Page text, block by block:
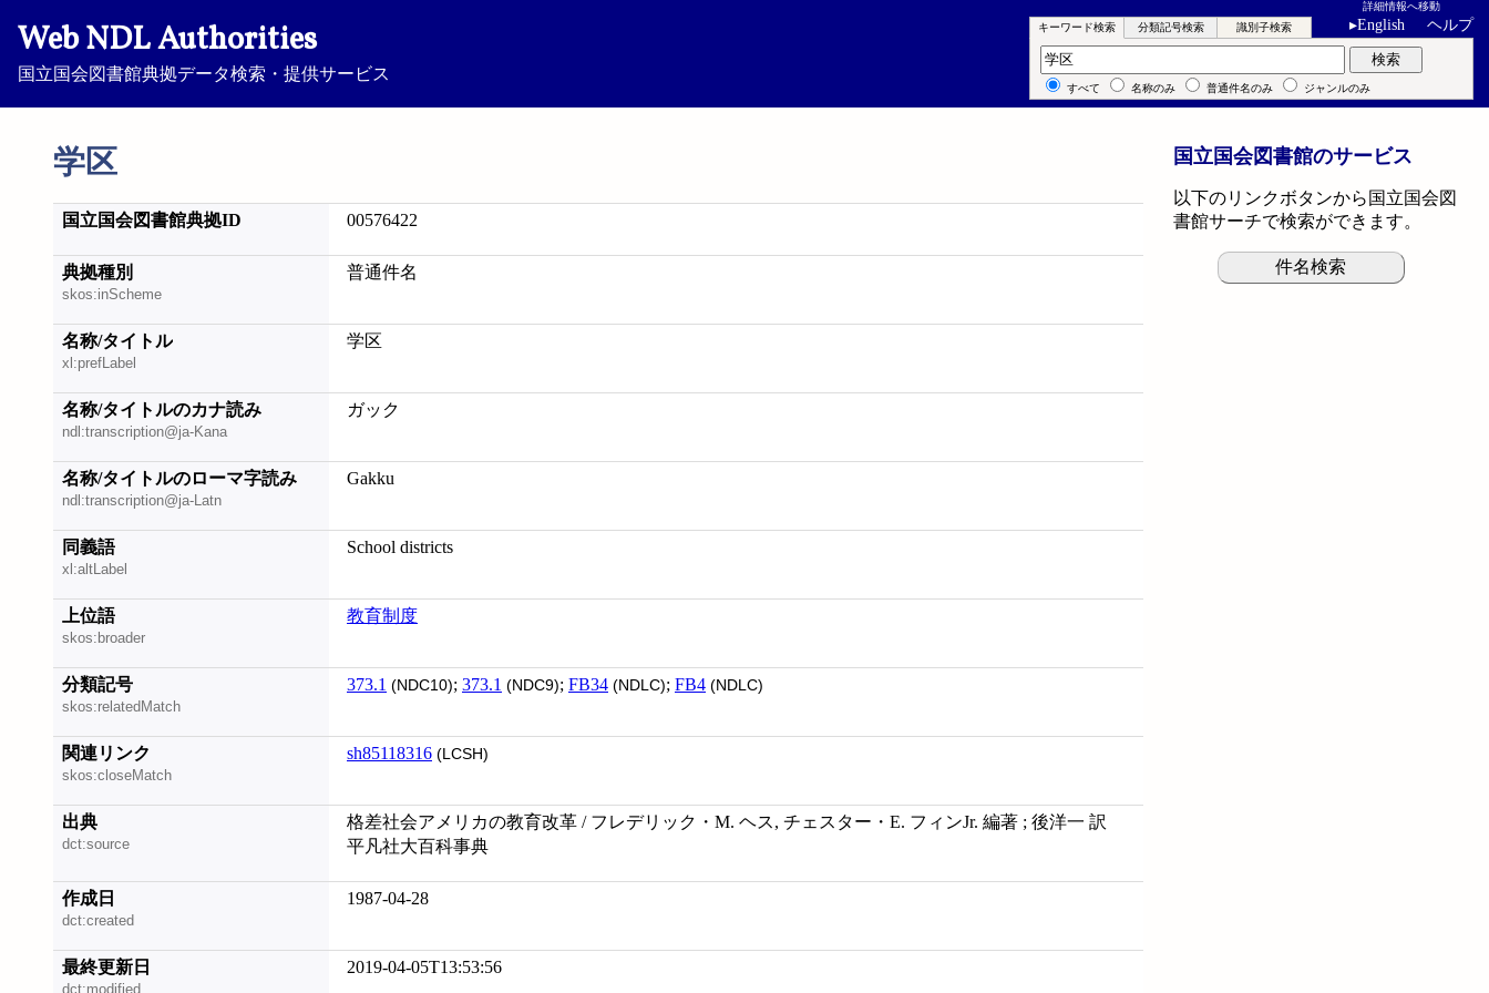
Web NDL Authorities
国立国会図書館典拠データ検索・提供サービス
詳細情報へ移動
▸English ヘルプ
学区
キーワード検索 分類記号検索 識別子検索
キーワード検索 検索
すべて 名称のみ 普通件名のみ ジャンルのみ
国立国会図書館典拠ID 00576422
典拠種別
skos:inScheme
普通件名
名称/タイトル
xl:prefLabel
学区
名称/タイトルのカナ読み
ndl:transcription@ja-Kana
ガック
名称/タイトルのローマ字読み
ndl:transcription@ja-Latn
Gakku
同義語
xl:altLabel
School districts
上位語
skos:broader
教育制度
分類記号
skos:relatedMatch
373.1 (NDC10); 373.1 (NDC9); FB34 (NDLC); FB4 (NDLC)
関連リンク
skos:closeMatch
sh85118316 (LCSH)
出典
dct:source
格差社会アメリカの教育改革 / フレデリック・M. ヘス, チェスター・E. フィンJr. 編著 ; 後洋一 訳
平凡社大百科事典
作成日
dct:created
1987-04-28
最終更新日
dct:modified
2019-04-05T13:53:56
国立国会図書館のサービス
以下のリンクボタンから国立国会図
書館サーチで検索ができます。
件名検索